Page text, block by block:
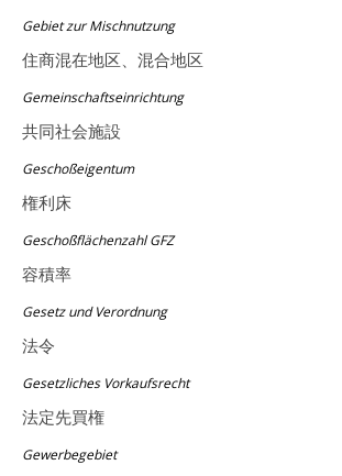
Gebiet zur Mischnutzung
住商混在地区、混合地区
Gemeinschaftseinrichtung
共同社会施設
Geschoßeigentum
権利床
Geschoßflächenzahl GFZ
容積率
Gesetz und Verordnung
法令
Gesetzliches Vorkaufsrecht
法定先買権
Gewerbegebiet